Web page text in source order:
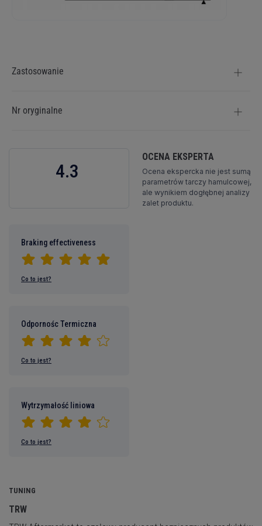
Zastosowanie
Nr oryginalne
4.3
OCENA EKSPERTA
Ocena ekspercka nie jest sumą
parametrów tarczy hamulcowej,
ale wynikiem dogłębnej analizy
zalet produktu.
Braking effectiveness
Co to jest?
Odpornośc Termiczna
Co to jest?
Wytrzymałość liniowa
Co to jest?
TUNING
TRW